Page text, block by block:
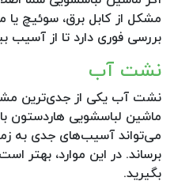
مشکل از کابل برق، سوئیچ یا
بررسی فوری دارد تا از آسیب
نشت آب
نشت آب یکی از جدی‌ترین
ماشین لباسشویی هاردستون
می‌تواند آسیب‌های جدی به
برساند. در این موارد، بهتر
بگیرید.